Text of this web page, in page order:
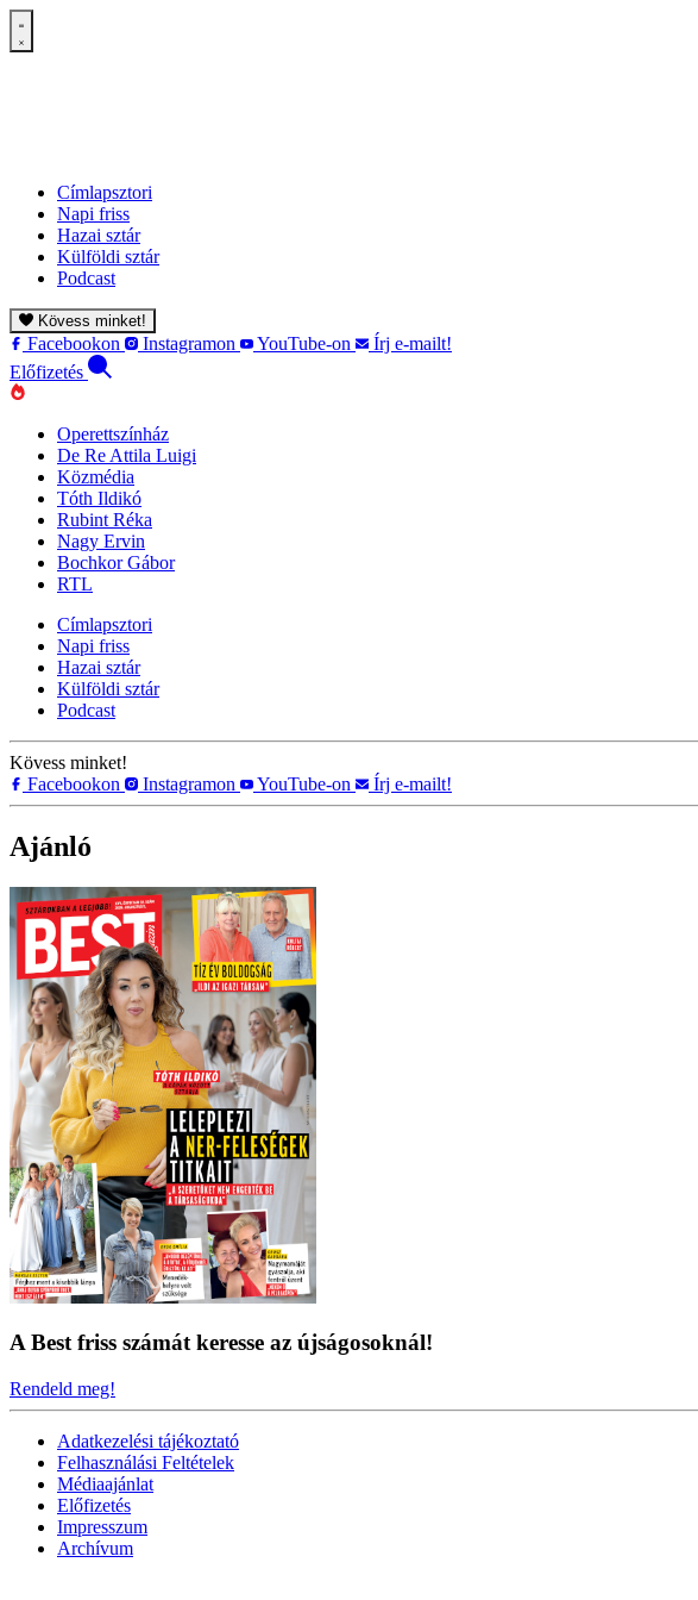
Címlapsztori
Napi friss
Hazai sztár
Külföldi sztár
Podcast
Kövess minket!
Facebookon Instagramon YouTube-on
Írj e-mailt!
Előfizetés
Operettszínház
De Re Attila Luigi
Közmédia
Tóth Ildikó
Rubint Réka
Nagy Ervin
Bochkor Gábor
RTL
Címlapsztori
Napi friss
Hazai sztár
Külföldi sztár
Podcast
Kövess minket!
Facebookon
Instagramon YouTube-on Írj e-mailt!
Ajánló
A Best friss számát keresse az újságosoknál!
Rendeld meg!
Adatkezelési tájékoztató
Felhasználási Feltételek
Médiaajánlat
Előfizetés
Impresszum
Archívum